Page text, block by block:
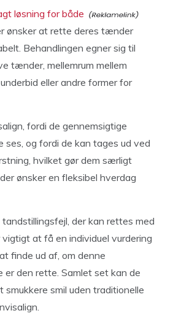
løsning for både
ønsker at rette deres tænder
Behandlingen egner sig til
tænder, mellemrum mellem
eller andre former for
fordi de gennemsigtige
og fordi de kan tages ud ved
hvilket gør dem særligt
ønsker en fleksibel hverdag
der kan rettes med
at få en individuel vurdering
finde ud af, om denne
er den rette. Samlet set kan de
smukkere smil uden traditionelle